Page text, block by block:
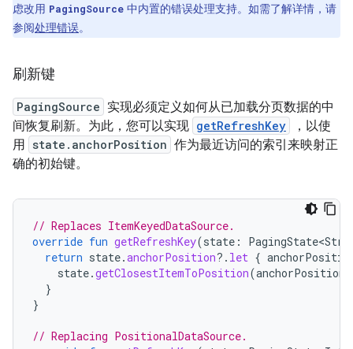
虑改用 PagingSource 中内置的错误处理支持。如需了解详情，请
参阅处理错误。
刷新键
PagingSource 实现必须定义如何从已加载分页数据的中
间恢复刷新。为此，您可以实现 getRefreshKey
，以使
用 state.anchorPosition 作为最近访问的索引来映射正
确的初始键。
// Replaces ItemKeyedDataSource.
override fun getRefreshKey(state :
return state.anchorPosition?. let {
state.getClosestItemToPosition(anchorPosition
}
}
// Replacing PositionalDataSource.